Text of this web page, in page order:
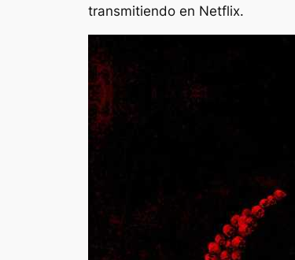
transmitiendo en Netflix.